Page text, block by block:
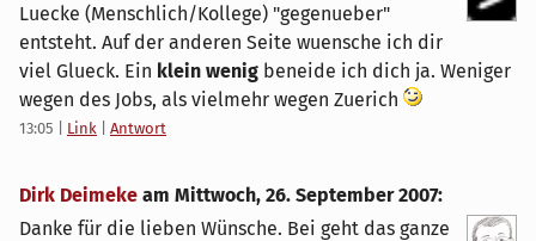
Luecke (Menschlich/Kollege) "gegenueber"
entsteht. Auf der anderen Seite wuensche ich dir
viel Glueck. Ein klein wenig beneide ich dich ja. Weniger
wegen des Jobs, als vielmehr wegen Zuerich
13:05 Link Antwort
Dirk Deimeke am Mittwoch, 26. September 2007:
Danke für die lieben Wünsche. Bei geht das ganze